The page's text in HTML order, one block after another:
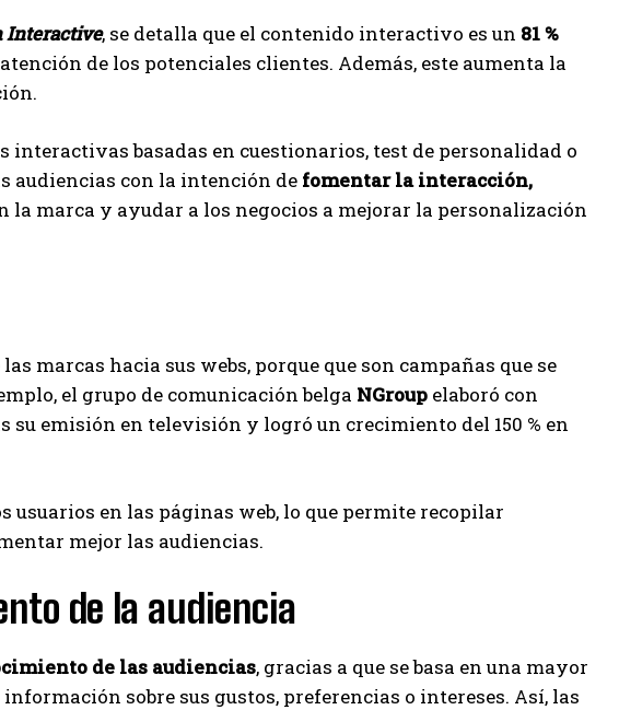
Interactive, se detalla que el contenido interactivo es un 81 %
de los potenciales clientes. Además, este aumenta la
interactivas basadas en cuestionarios, test de personalidad o
audiencias con la intención de fomentar la interacción,
la marca y ayudar a los negocios a mejorar la personalización
marcas hacia sus webs, porque que son campañas que se
el grupo de comunicación belga NGroup elaboró con
su emisión en televisión y logró un crecimiento del 150 % en
en las páginas web, lo que permite recopilar
mejor las audiencias.
de la audiencia
de las audiencias, gracias a que se basa en una mayor
sobre sus gustos, preferencias o intereses. Así, las